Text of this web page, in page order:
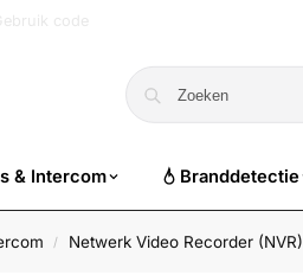
& Intercom Branddetectie
/ Netwerk Video Recorder (NVR)